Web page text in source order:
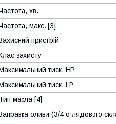
хв.
макс. [3]
пристрій
захисту
тиск, HP
тиск, LP
масла [4]
оливи (3/4 оглядового